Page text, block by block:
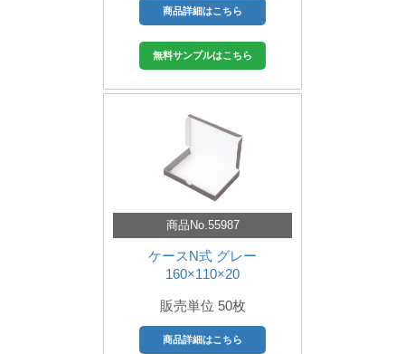
商品詳細はこちら
無料サンプルはこちら
商品No.55987
ケースN式 グレー
160×110×20
販売単位 50枚
商品詳細はこちら